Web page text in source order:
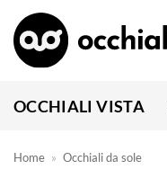
Salta
contenuti
OCCHIALI VISTA
Home » Occhiali da sole